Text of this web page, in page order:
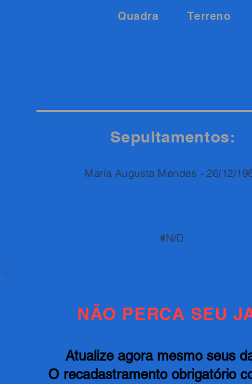
Quadra Terreno
Sepultamentos:
Maria Augusta Mendes - 26/12/
#N/D
NÃO PERCA SEU
Atualize agora mesmo seus
O recadastramento obrigatório